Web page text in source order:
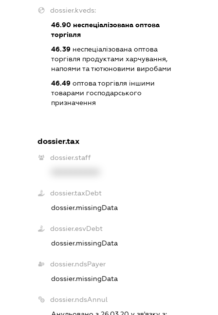
dossier.kveds:
46.90неспеціалізована оптова
торгівля
46.39неспеціалізована оптова
торгівля продуктами харчування,
напоями та тютюновими виробами
46.49оптова торгівля іншими
товарами господарського
призначення
dossier.tax
dossier.staff
dossier.taxDebt
dossier.missingData
dossier.esvDebt
dossier.missingData
dossier.ndsPayer
dossier.missingData
dossier.ndsAnnul